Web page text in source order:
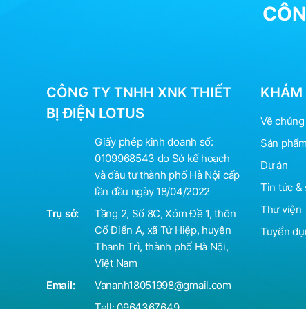
Với cấu tạo và thiết kế đặc biệt đèn LED rọi ray
2. ứng dụng đèn led ray
Dùng trong chiếu sáng nội thất : Nếu trong
rọi ray để chiếu sáng làm nổi bật những đồ vật
Dùng để chiếu sáng tại các cửa hàng quần
lắp đặt đèn rọi ray để chiếu sáng tập trung vào
CÔNG TY TNHH XNK THIẾT
BỊ ĐIỆN LOTUS
Giấy phép kinh doanh số:
0109968543 do Sở kế hoạch
và đầu tư thành phố Hà Nội cấp
lần đầu ngày 18/04/2022
Trụ sở:
Tầng 2, Số 8C, Xóm Đề 1, thôn
Cổ Điển A, xã Tứ Hiệp, huyện
Thanh Trì, thành phố Hà Nội,
Việt Nam
Email:
Vananh18051998@gmail.com
KHÁM
Về
Sản
Dự án
Tin tức &
Thư viện
Tuyển